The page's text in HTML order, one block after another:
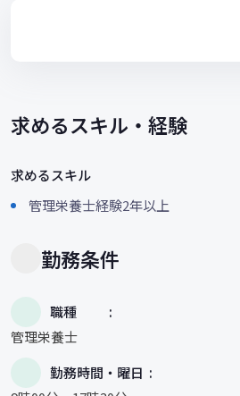
求めるスキル・経験
求めるスキル
管理栄養士経験2年以上
勤務条件
職種
管理栄養士
勤務時間・曜日